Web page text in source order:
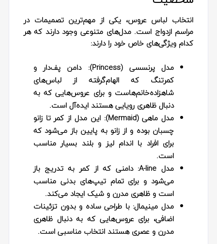
انتخاب لباس عروس، یکی از مهم‌ترین تصمیمات در
مراسم ازدواج است. مدل‌های متنوعی وجود دارند که هر
کدام ویژگی‌های خاص خود را دارند:
مدل پرنسسی (Princess):
دامن پف‌دار و
کمرتنگ که الهام‌گرفته از لباس‌های
شاهزاده‌خانم‌هاست و برای عروس‌هایی که به
دنبال ظاهری رویایی هستند ایده‌آل است.
مدل ماهی (Mermaid):
این مدل از کمر تا زانو
چسبان بوده و از زانو به پایین باز می‌شود که
برای افراد با اندام لیز و بلند بسیار مناسب
است.
مدل A-line:
دامنی که از کمر به تدریج باز
می‌شود و برای تمام تیپ‌های بدنی مناسب
است و ظاهری مدرن و شیک ایجاد می‌کند.
مدل مینیمال: با طراحی ساده و بدون تزئینات
اضافی، برای عروس‌هایی که به دنبال ظاهری
مدرن و عصری هستند انتخاب مناسبی است.